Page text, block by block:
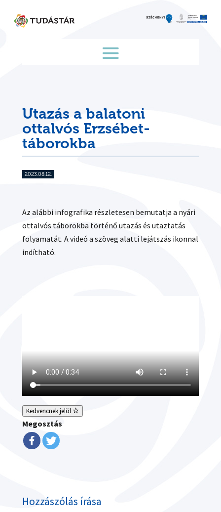
content
Utazás a balatoni
ottalvós Erzsébet-
táborokba
2023.08.12.
Az alábbi infografika részletesen bemutatja a nyári
ottalvós táborokba történő utazás és utaztatás
folyamatát. A videó a szöveg alatti lejátszás ikonnal
indítható.
Kedvencnek jelöl
Megosztás
Hozzászólás írása